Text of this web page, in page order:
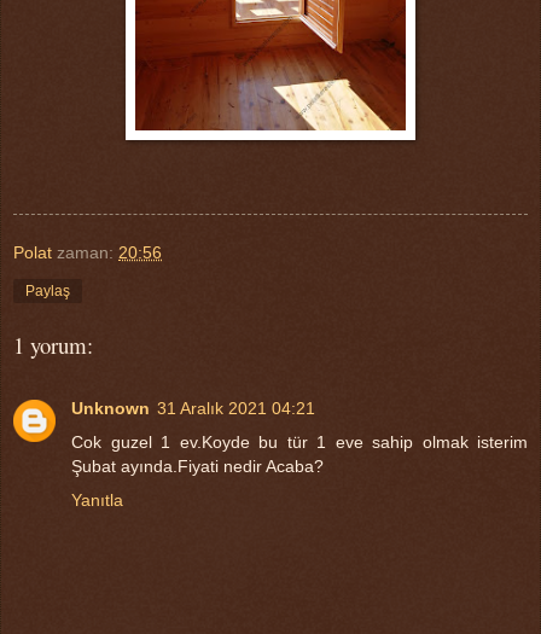
Polat zaman: 20:56
Paylaş
1 yorum:
Unknown 31 Aralık 2021 04:21
Cok guzel 1 ev.Koyde bu tür 1 eve sahip olmak isterim
Şubat ayında.Fiyati nedir Acaba?
Yanıtla